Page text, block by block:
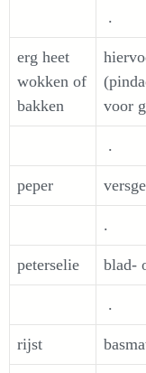
.
erg heet
wokken of
bakken
voor
.
peper
.
peterselie blad-
.
rijst